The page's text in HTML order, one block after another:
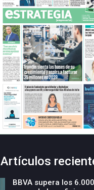
Artículos
BBVA supera los